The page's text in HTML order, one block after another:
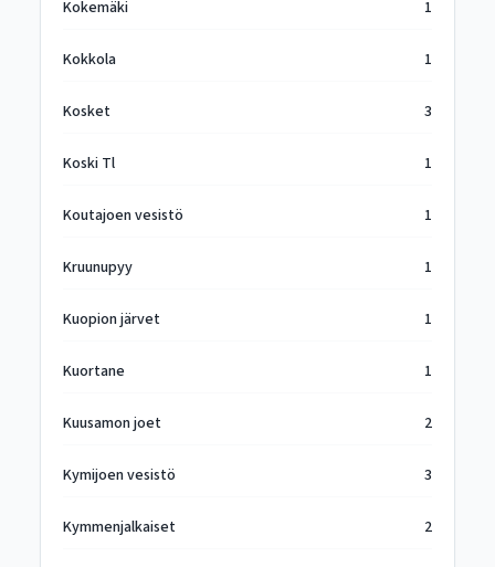
Kokemäki 1
Kokkola 1
Kosket 3
Koski Tl 1
Koutajoen vesistö 1
Kruunupyy 1
Kuopion järvet 1
Kuortane 1
Kuusamon joet 2
Kymijoen vesistö 3
Kymmenjalkaiset 2